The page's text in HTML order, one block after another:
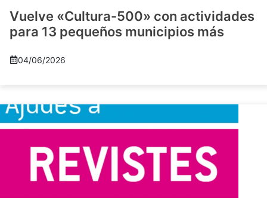
Vuelve «Cultura-500» con actividades
para 13 pequeños municipios más
04/06/2026